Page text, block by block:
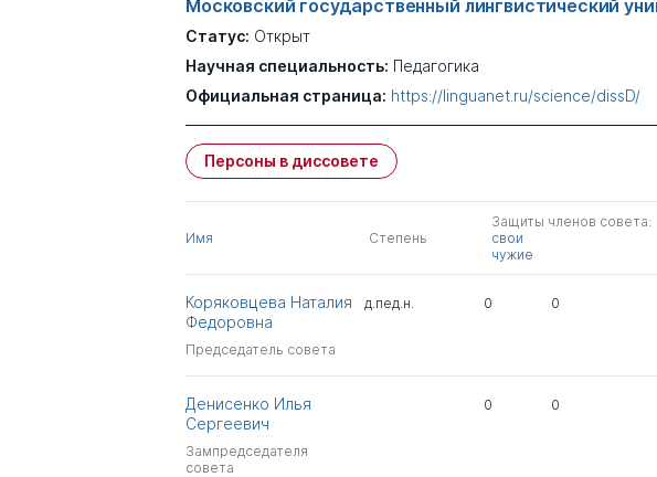
Московский государственный лингвистический
Статус: Открыт
Научная специальность: Педагогика
Официальная страница: https://linguanet.ru/science/dissD/
Персоны в диссовете
Имя Степень
Защиты членов совета:
свои
чужие
Коряковцева Наталия
Федоровна
Председатель совета
д.пед.н. 0 0
Денисенко Илья
Сергеевич
Зампредседателя
совета
0 0